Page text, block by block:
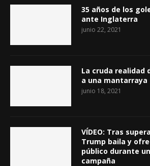
35 años de los
ante Inglaterra
junio 22, 2021
La cruda realidad
a una mantarraya
junio 18, 2021
VÍDEO: Tras
Trump baila y
público durante
campaña